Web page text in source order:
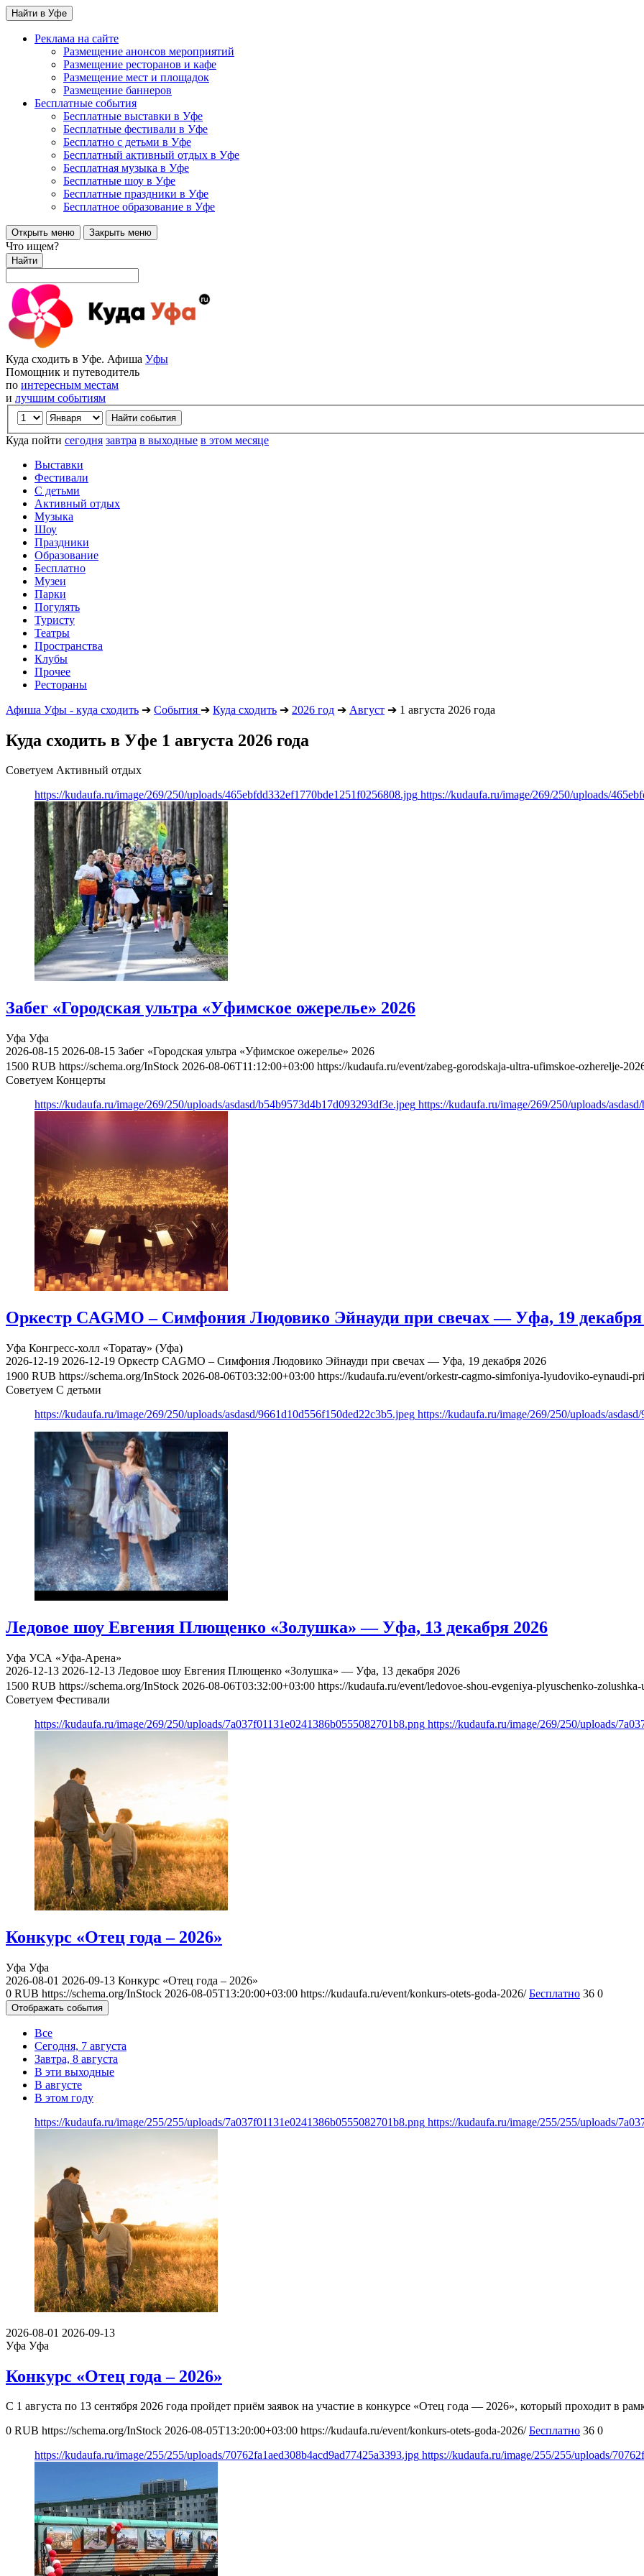
Найти в Уфе
Реклама на сайте
Размещение анонсов мероприятий
Размещение ресторанов и кафе
Размещение мест и площадок
Размещение баннеров
Бесплатные события
Бесплатные выставки в Уфе
Бесплатные фестивали в Уфе
Бесплатно с детьми в Уфе
Бесплатный активный отдых в Уфе
Бесплатная музыка в Уфе
Бесплатные шоу в Уфе
Бесплатные праздники в Уфе
Бесплатное образование в Уфе
Открыть меню Закрыть меню
Что ищем?
Найти
Куда сходить в Уфе. Афиша Уфы
Помощник и путеводитель
по интересным местам
и лучшим событиям
Куда пойти сегодня завтра в выходные в этом месяце
Выставки
Фестивали
С детьми
Активный отдых
Музыка
Шоу
Праздники
Образование
Бесплатно
Музеи
Парки
Погулять
Туристу
Театры
Пространства
Клубы
Прочее
Рестораны
Афиша Уфы - куда сходить ➔ События ➔ Куда сходить ➔ 2026 год ➔ Август ➔ 1 августа 2026 года
Куда сходить в Уфе 1 августа 2026 года
Советуем Активный отдых
https://kudaufa.ru/image/269/250/uploads/465ebfdd332ef1770bde1251f0256808.jpg https://kudaufa.ru/image/269/250/uploads/
Забег «Городская ультра «Уфимское ожерелье» 2026
Уфа Уфа
2026-08-15 2026-08-15 Забег «Городская ультра «Уфимское ожерелье» 2026
1500 RUB https://schema.org/InStock 2026-08-06T11:12:00+03:00 https://kudaufa.ru/event/zabeg-gorodskaja-ultra-ufimskoe-ozherelje-
Советуем Концерты
https://kudaufa.ru/image/269/250/uploads/asdasd/b54b9573d4b17d093293df3e.jpeg https://kudaufa.ru/image/269/250/uploads/
Оркестр CAGMO – Симфония Людовико Эйнауди при свечах — Уфа, 19 декабря
Уфа Конгресс-холл «Торатау» (Уфа)
2026-12-19 2026-12-19 Оркестр CAGMO – Симфония Людовико Эйнауди при свечах — Уфа, 19 декабря 2026
1900 RUB https://schema.org/InStock 2026-08-06T03:32:00+03:00 https://kudaufa.ru/event/orkestr-cagmo-simfoniya-lyudoviko-eynaudi-
Советуем С детьми
https://kudaufa.ru/image/269/250/uploads/asdasd/9661d10d556f150ded22c3b5.jpeg https://kudaufa.ru/image/269/250/uploads/
Ледовое шоу Евгения Плющенко «Золушка» — Уфа, 13 декабря 2026
Уфа УСА «Уфа-Арена»
2026-12-13 2026-12-13 Ледовое шоу Евгения Плющенко «Золушка» — Уфа, 13 декабря 2026
1500 RUB https://schema.org/InStock 2026-08-06T03:32:00+03:00 https://kudaufa.ru/event/ledovoe-shou-evgeniya-plyuschenko-
Советуем Фестивали
https://kudaufa.ru/image/269/250/uploads/7a037f01131e0241386b0555082701b8.png https://kudaufa.ru/image/269/250/uploads/
Конкурс «Отец года – 2026»
Уфа Уфа
2026-08-01 2026-09-13 Конкурс «Отец года – 2026»
0 RUB https://schema.org/InStock 2026-08-05T13:20:00+03:00 https://kudaufa.ru/event/konkurs-otets-goda-2026/ Бесплатно 36 0
Отображать события
Все
Сегодня, 7 августа
Завтра, 8 августа
В эти выходные
В августе
В этом году
https://kudaufa.ru/image/255/255/uploads/7a037f01131e0241386b0555082701b8.png https://kudaufa.ru/image/255/255/uploads/
2026-08-01 2026-09-13
Уфа Уфа
Конкурс «Отец года – 2026»
С 1 августа по 13 сентября 2026 года пройдет приём заявок на участие в конкурсе «Отец года — 2026», который проходит в
0 RUB https://schema.org/InStock 2026-08-05T13:20:00+03:00 https://kudaufa.ru/event/konkurs-otets-goda-2026/ Бесплатно 36 0
https://kudaufa.ru/image/255/255/uploads/70762fa1aed308b4acd9ad77425a3393.jpg https://kudaufa.ru/image/255/255/uploads/